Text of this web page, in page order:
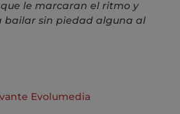
le marcaran el ritmo y
bailar sin piedad alguna al
Evolumedia